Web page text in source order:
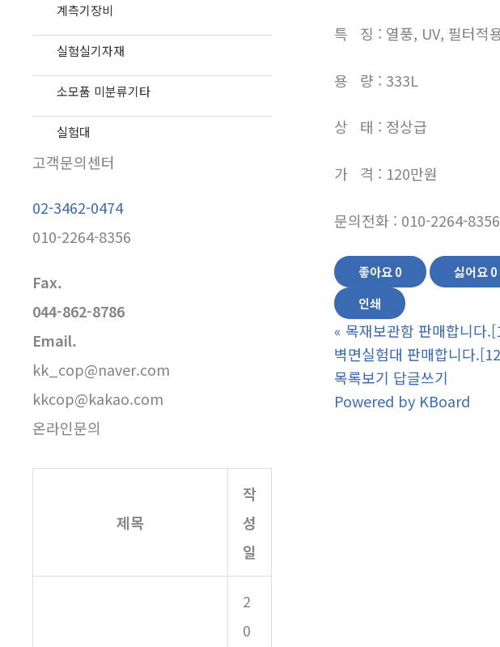
계측기장비
실험실기자재
소모품 미분류기타
실험대
고객문의센터
02-3462-0474
010-2264-8356
Fax.
044-862-8786
Email.
kk_cop@naver.com
kkcop@kakao.com
온라인문의
제목
작
성
일
2
0
특 징 : 열풍, UV, 필터적
용 량 : 333L
상 태 : 정상급
가 격 : 120만원
문의전화 : 010-2264-
좋아요0 싫어요0
인쇄
« 목재보관함 판매합니다
벽면실험대 판매합니다
목록보기 답글쓰기
Powered by KBoard